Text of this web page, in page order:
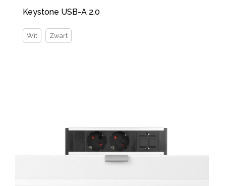
Keystone USB-A 2.0
Wit Zwart